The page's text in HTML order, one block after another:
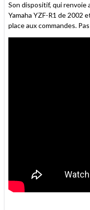
Son dispositif, qui renvoie
Yamaha YZF-R1 de 2002
place aux commandes.